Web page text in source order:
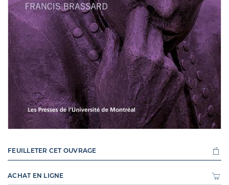
FEUILLETER CET OUVRAGE
ACHAT EN LIGNE